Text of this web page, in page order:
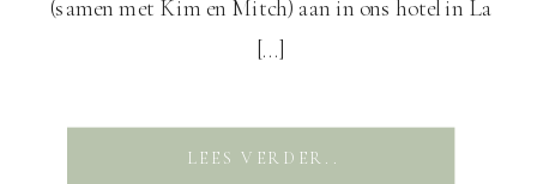
(samen met Kim en Mitch) aan in ons hotel in La
[…]
LEES VERDER..